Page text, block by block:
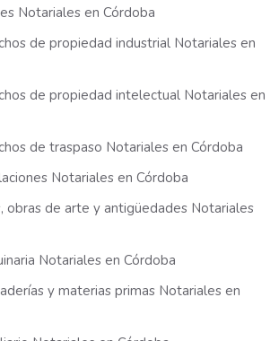
Notariales en Córdoba
de propiedad industrial Notariales en
de propiedad intelectual Notariales en
de traspaso Notariales en Córdoba
Notariales en Córdoba
obras de arte y antigüedades Notariales
Notariales en Córdoba
y materias primas Notariales en